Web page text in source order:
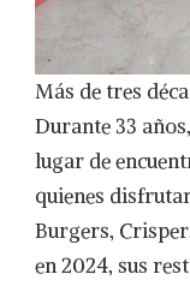
Más de tres
Durante 33
lugar de
quienes
Burgers,
en 2024, sus